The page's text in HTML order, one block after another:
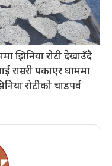
झिनिया रोटी देखाउँदै
राम्ररी पकाएर घाममा
रोटीको चाडपर्व